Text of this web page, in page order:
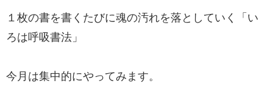
１枚の書を書くたびに魂の汚れを落としていく「い
ろは呼吸書法」
今月は集中的にやってみます。